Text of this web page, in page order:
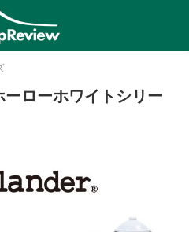
ローホワイトシリー